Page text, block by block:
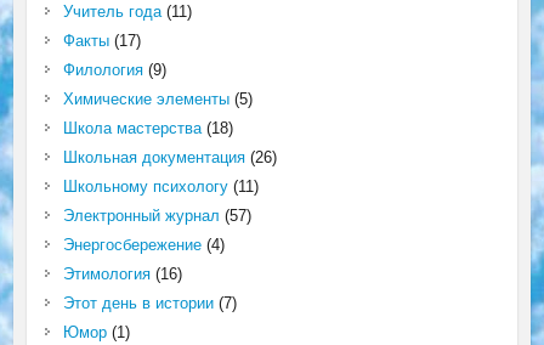
Учитель года(11)
Факты(17)
Филология(9)
Химические элементы(5)
Школа мастерства(18)
Школьная документация(26)
Школьному психологу(11)
Электронный журнал (57)
Энергосбережение(4)
Этимология(16)
Этот день в истории(7)
Юмор(1)